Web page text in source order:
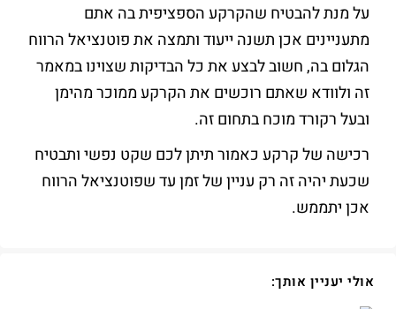
על מנת להבטיח שהקרקע הספציפית בה אתם
מתעניינים אכן תשנה ייעוד ותמצה את פוטנציאל הרווח
הגלום בה, חשוב לבצע את כל הבדיקות שצוינו במאמר
זה ולוודא שאתם רוכשים את הקרקע ממוכר מהימן
ובעל רקורד מוכח בתחום זה.
רכישה של קרקע כאמור תיתן לכם שקט נפשי ותבטיח
שכעת יהיה זה רק עניין של זמן עד שפוטנציאל הרווח
אכן יתממש.
אולי יעניין אותך: